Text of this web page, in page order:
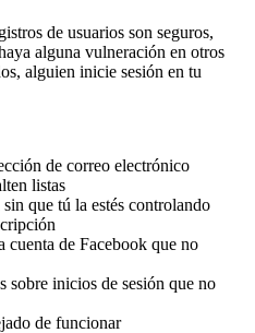
de usuarios son seguros,
alguna vulneración en otros
alguien inicie sesión en tu
de correo electrónico
listas
que tú la estés controlando
cuenta de Facebook que no
sobre inicios de sesión que no
de funcionar